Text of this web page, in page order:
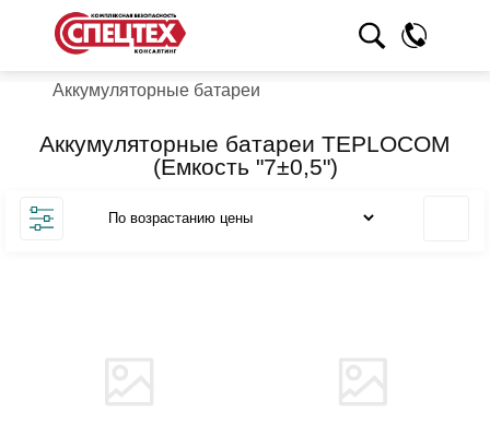
Аккумуляторные батареи
Аккумуляторные батареи TEPLOCOM
(Емкость "7±0,5")